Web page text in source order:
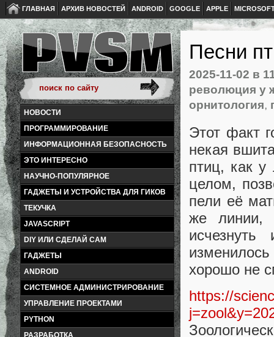
ГЛАВНАЯ АРХИВ НОВОСТЕЙ ANDROID GOOGLE APPLE
НОВОСТИ
ПРОГРАММИРОВАНИЕ
ИНФОРМАЦИОННАЯ БЕЗОПАСНОСТЬ
ЭТО ИНТЕРЕСНО
НАУЧНО-ПОПУЛЯРНОЕ
ГАДЖЕТЫ И УСТРОЙСТВА ДЛЯ ГИКОВ
ТЕКУЧКА
JAVASCRIPT
DIY ИЛИ СДЕЛАЙ САМ
ГАДЖЕТЫ
ANDROID
СИСТЕМНОЕ АДМИНИСТРИРОВАНИЕ
УПРАВЛЕНИЕ ПРОЕКТАМИ
PYTHON
РАЗРАБОТКА
Песни
2025-11-02 в
революция у
орнитология,
Этот факт
некая
птиц, как у
целом,
пели её
же линии,
хорошо не
https://